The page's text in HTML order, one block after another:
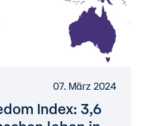
07. März 2024
Index: 3,6